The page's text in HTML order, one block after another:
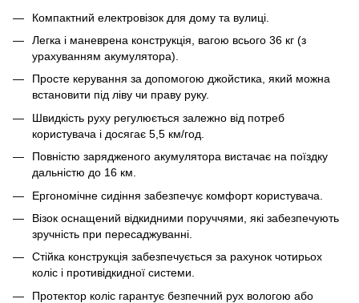
Компактний електровізок для дому та вулиці.
Легка і маневрена конструкція, вагою всього 36 кг (з
урахуванням акумулятора).
Просте керування за допомогою джойстика, який можна
встановити під ліву чи праву руку.
Швидкість руху регулюється залежно від потреб
користувача і досягає 5,5 км/год.
Повністю зарядженого акумулятора вистачає на поїздку
дальністю до 16 км.
Ергономічне сидіння забезпечує комфорт користувача.
Візок оснащений відкидними поруччями, які забезпечують
зручність при пересаджуванні.
Стійка конструкція забезпечується за рахунок чотирьох
коліс і противідкидної системи.
Протектор коліс гарантує безпечний рух вологою або